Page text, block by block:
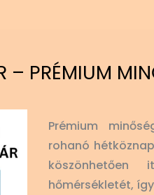
– PRÉMIUM
Prémium
rohanó
hőmérsékletét,